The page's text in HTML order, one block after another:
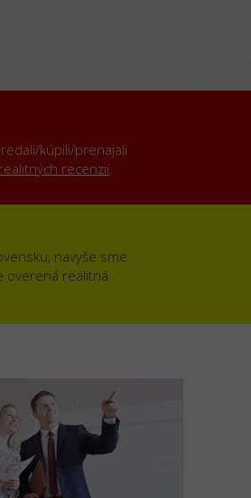
kúpili/prenajali
realitných recenzií.
navyše sme
overená realitná